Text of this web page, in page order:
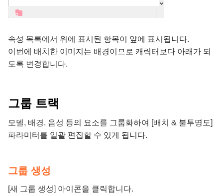
속성 목록에서 위에 표시된 항목이 앞에 표시됩니다.
이번에 배치한 이미지는 배경이므로 캐릭터보다 아래가 되
도록 변경합니다.
그룹 트랙
모델, 배경, 음성 등의 요소를 그룹화하여 [배치 & 불투명도]
파라미터를 일괄 편집할 수 있게 됩니다.
그룹 생성
[새 그룹 생성] 아이콘을 클릭합니다.